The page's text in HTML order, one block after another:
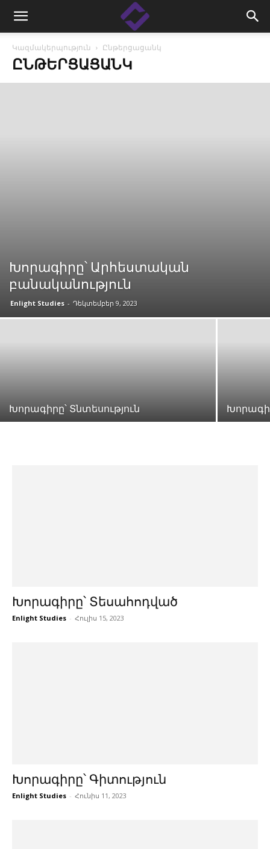
Կազմակերպություն Ընթերցացանկ
ԸՆԹԵՐՑԱՑԱՆԿ
Խորագիրը՝ Արհեստական
բանականություն
Enlight Studies - Դեկտեմբեր 9, 2023
Խորագիրը՝ Տնտեսություն
Խորագիրը՝ Տեսահոդված
Enlight Studies - Հուլիս 15, 2023
Խորագիրը՝ Գիտություն
Enlight Studies - Հունիս 11, 2023